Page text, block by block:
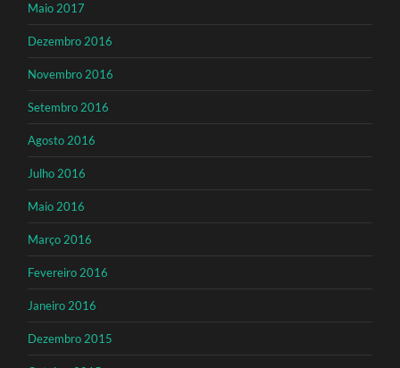
Maio 2017
Dezembro 2016
Novembro 2016
Setembro 2016
Agosto 2016
Julho 2016
Maio 2016
Março 2016
Fevereiro 2016
Janeiro 2016
Dezembro 2015